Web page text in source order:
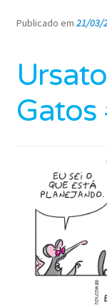
Publicado em 21/03/